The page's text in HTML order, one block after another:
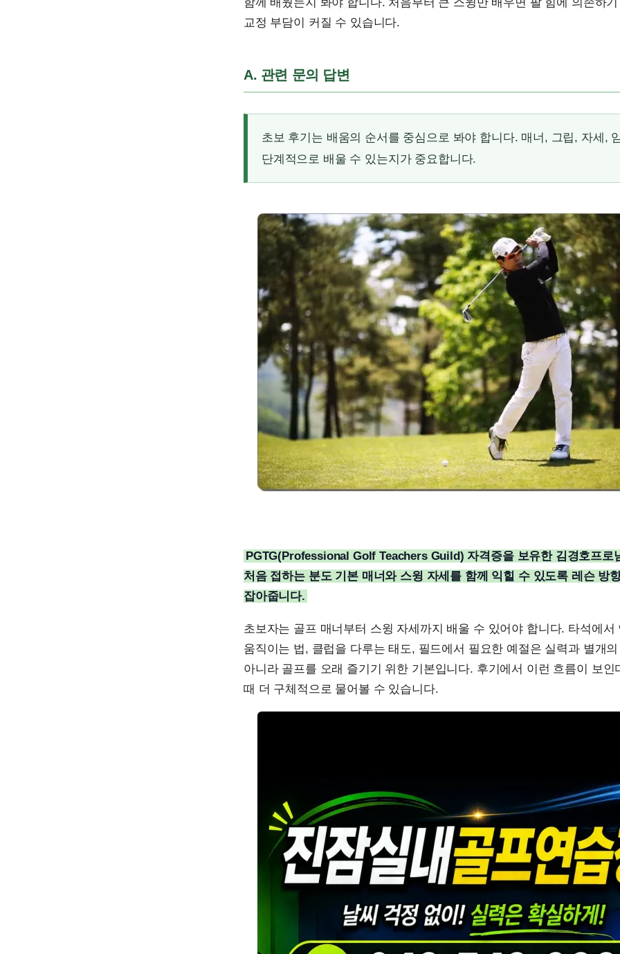
교정 부담이 커질 수 있습니다.
A. 관련 문의 답변
초보 후기는 배움의 순서를 중심으로 봐야 합니다. 매너, 그립, 자세,
단계적으로 배울 수 있는지가 중요합니다.
PGTG(Professional Golf Teachers Guild) 자격증을 보유한 김경호프로
처음 접하는 분도 기본 매너와 스윙 자세를 함께 익힐 수 있도록 레슨 방
잡아줍니다.
초보자는 골프 매너부터 스윙 자세까지 배울 수 있어야 합니다. 타석에서
움직이는 법, 클럽을 다루는 태도, 필드에서 필요한 예절은 실력과 별개
아니라 골프를 오래 즐기기 위한 기본입니다. 후기에서 이런 흐름이 보인
때 더 구체적으로 물어볼 수 있습니다.